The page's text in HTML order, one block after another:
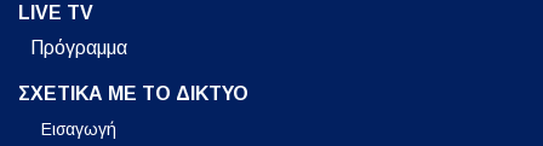
LIVE TV
Πρόγραμμα
ΣΧΕΤΙΚΑ ΜΕ ΤΟ ΔΙΚΤΥΟ
Εισαγωγή